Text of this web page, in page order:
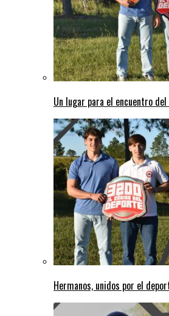
Un lugar para el encuentro
Hermanos, unidos por el